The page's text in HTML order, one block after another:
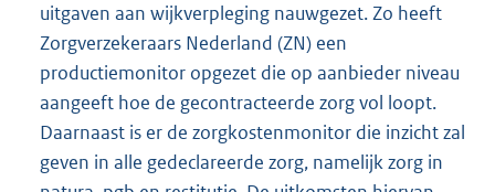
uitgaven aan wijkverpleging nauwgezet. Zo heeft
Zorgverzekeraars Nederland (ZN) een
productiemonitor opgezet die op aanbieder niveau
aangeeft hoe de gecontracteerde zorg vol loopt.
Daarnaast is er de zorgkostenmonitor die inzicht zal
geven in alle gedeclareerde zorg, namelijk zorg in